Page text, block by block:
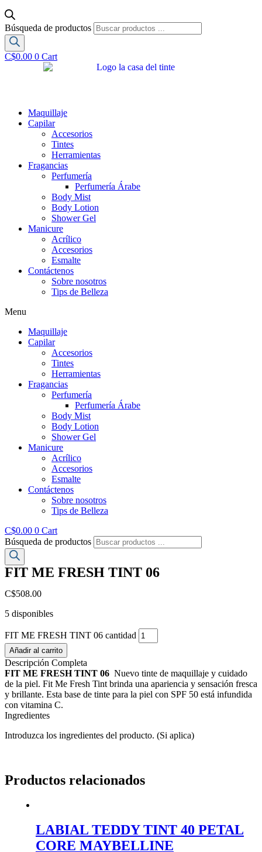
Búsqueda de productos
C$0.00 0 Cart
Maquillaje
Capilar
Accesorios
Tintes
Herramientas
Fragancias
Perfumería
Perfumería Árabe
Body Mist
Body Lotion
Shower Gel
Manicure
Acrílico
Accesorios
Esmalte
Contáctenos
Sobre nosotros
Tips de Belleza
Menu
Maquillaje
Capilar
Accesorios
Tintes
Herramientas
Fragancias
Perfumería
Perfumería Árabe
Body Mist
Body Lotion
Shower Gel
Manicure
Acrílico
Accesorios
Esmalte
Contáctenos
Sobre nosotros
Tips de Belleza
C$0.00 0 Cart
Búsqueda de productos
FIT ME FRESH TINT 06
C$508.00
5 disponibles
FIT ME FRESH TINT 06 cantidad
Añadir al carrito
Descripción Completa
FIT ME FRESH TINT 06 Nuevo tinte de maquillaje y cuidado
de la piel. Fit Me Fresh Tint brinda una apariencia y sensación fresca
y brillante. Esta base de tinte para la piel con SPF 50 está infundida
con vitamina C.
Ingredientes
Introduzca los ingredientes del producto. (Si aplica)
Productos relacionados
LABIAL TEDDY TINT 40 PETAL
CORE MAYBELLINE